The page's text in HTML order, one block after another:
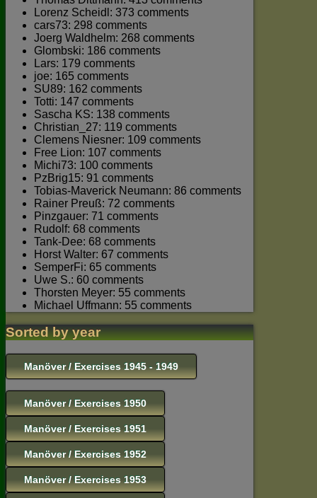
Lorenz Scheidl: 373 comments
cars73: 298 comments
Joerg Waldhelm: 268 comments
Glombski: 186 comments
Lars: 179 comments
joe: 165 comments
SU89: 162 comments
Totti: 147 comments
Sascha KS: 138 comments
Christian_27: 119 comments
Clemens Niesner: 109 comments
Free Lion: 107 comments
Michi73: 100 comments
PzBrig15: 91 comments
Tobias-Maverick Neumann: 86 comments
Rainer Preuß: 72 comments
Pinzgauer: 71 comments
Rudolf: 68 comments
Tank-Dee: 68 comments
Horst Walter: 67 comments
SemperFi: 65 comments
Uwe S.: 60 comments
Thorsten Meyer: 55 comments
Michael Uffmann: 55 comments
Sorted by year
Manöver / Exercises 1945 - 1949
Manöver / Exercises 1950
Manöver / Exercises 1951
Manöver / Exercises 1952
Manöver / Exercises 1953